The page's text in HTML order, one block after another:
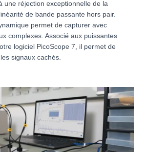
une réjection exceptionnelle de la
de bande passante hors pair.
permet de capturer avec
complexes. Associé aux puissantes
logiciel PicoScope 7, il permet de
signaux cachés.